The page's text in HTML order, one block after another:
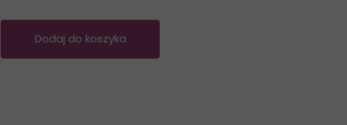
Skorpion
Dodaj do koszyka